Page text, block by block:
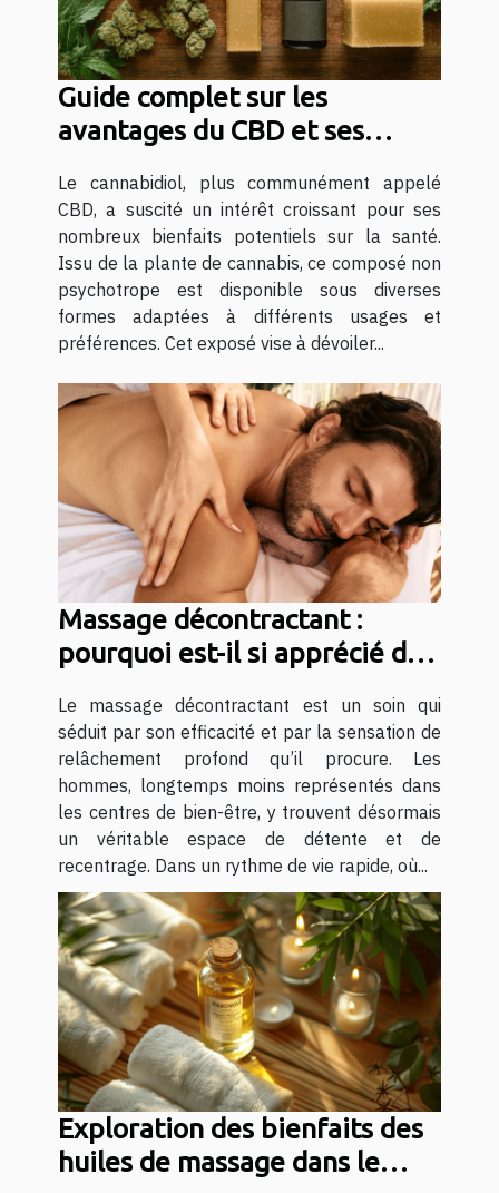
Guide complet sur les
avantages du CBD et ses
Le cannabidiol, plus communément appelé
CBD, a suscité un intérêt croissant pour ses
nombreux bienfaits potentiels sur la santé.
Issu de la plante de cannabis, ce composé non
psychotrope est disponible sous diverses
formes adaptées à différents usages et
préférences. Cet exposé vise à dévoiler...
Massage décontractant :
pourquoi est-il si apprécié des
Le massage décontractant est un soin qui
séduit par son efficacité et par la sensation de
relâchement profond qu’il procure. Les
hommes, longtemps moins représentés dans
les centres de bien-être, y trouvent désormais
un véritable espace de détente et de
recentrage. Dans un rythme de vie rapide, où...
Exploration des bienfaits des
huiles de massage dans le